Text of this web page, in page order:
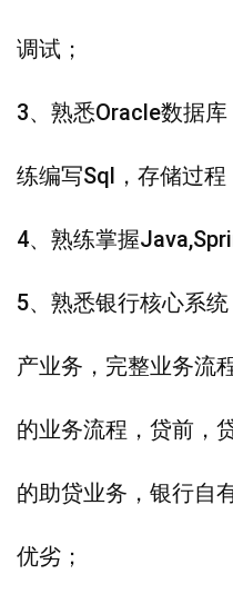
调试；
3、熟悉Oracle数据
练编写sql，存储过程
4、熟练掌握
5、熟悉银行核心系
产业务，完整业务流
的业务流程，贷前，
的助贷业务，银行自
优劣；